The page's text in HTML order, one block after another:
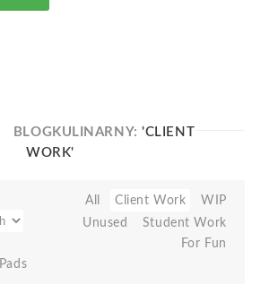
BLOGKULINARNY:'CLIENT
WORK'
Pads
All Client Work
WIP
Unused
Student Work
For Fun